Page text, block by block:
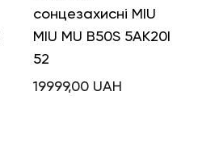
сонцезахисні MIU
MIU MU B50S 5AK20I
52
19999,00 UAH